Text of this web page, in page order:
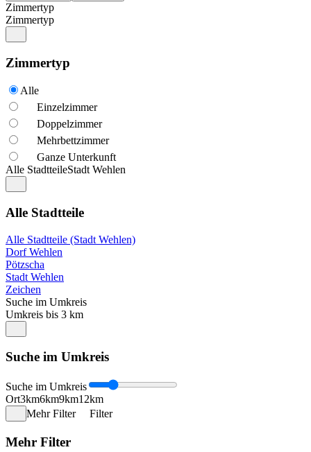
Zimmertyp
Zimmertyp
Zimmertyp
Alle
Einzelzimmer
Doppelzimmer
Mehrbettzimmer
Ganze Unterkunft
Alle StadtteileStadt Wehlen
Alle Stadtteile
Alle Stadtteile (Stadt Wehlen)
Dorf Wehlen
Pötzscha
Stadt Wehlen
Zeichen
Suche im Umkreis
Umkreis bis 3 km
Suche im Umkreis
Suche im Umkreis
Ort3km6km9km12km
Mehr Filter
Filter
Mehr Filter